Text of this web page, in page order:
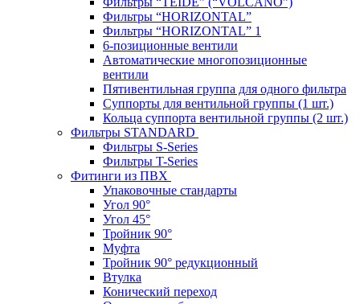
Фильтры “HORIZONTAL”
Фильтры “HORIZONTAL” 1
6-позиционные вентили
Автоматические многопозиционные
вентили
Пятивентильная группа для одного фильтра
Суппорты для вентильной группы (1 шт.)
Кольца суппорта вентильной группы (2 шт.)
Фильтры STANDARD
Фильтры S-Series
Фильтры T-Series
Фитинги из ПВХ
Упаковочные стандарты
Угол 90°
Угол 45°
Тройник 90°
Муфта
Тройник 90° редукционный
Втулка
Конический переход